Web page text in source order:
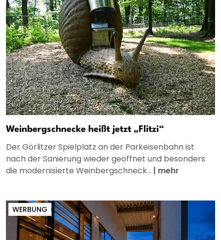
Weinbergschnecke heißt jetzt „Flitzi“
Der Görlitzer Spielplatz an der Parkeisenbahn ist
nach der Sanierung wieder geöffnet und besonders
die modernisierte Weinbergschneck... | mehr
WERBUNG